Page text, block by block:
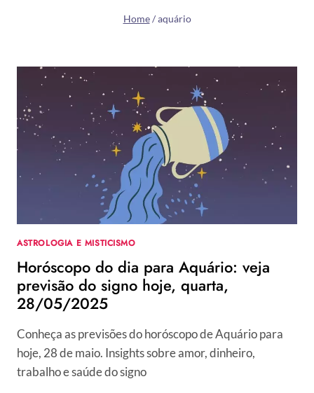
Home / aquário
ASTROLOGIA E MISTICISMO
Horóscopo do dia para Aquário: veja
previsão do signo hoje, quarta,
28/05/2025
Conheça as previsões do horóscopo de Aquário para
hoje, 28 de maio. Insights sobre amor, dinheiro,
trabalho e saúde do signo